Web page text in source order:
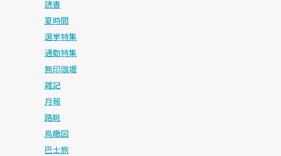
読書
夏時間
選挙特集
通勤特集
無印珈竰
雑記
月報
路眺
鳥瞰図
巴士旅